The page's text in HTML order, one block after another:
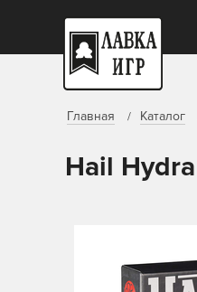
Главная Каталог
Hail Hydra